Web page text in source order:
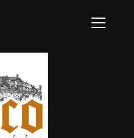
Info